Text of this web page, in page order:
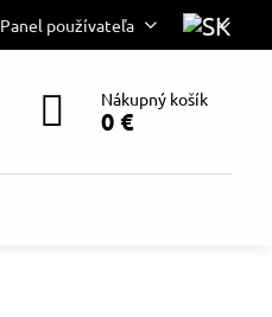
Panel používateľa
Nákupný košík
0 €